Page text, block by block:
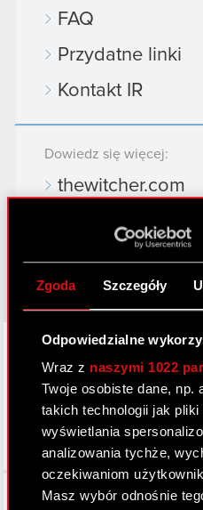
Zgoda Szczegóły
Odpowiedzialne
Wraz z naszymi 1022
Twoje osobiste dane, np.
takich technologii jak
wyświetlania
analizowania tychże,
oczekiwaniom
Masz wybór odnośnie
FAQ
Przydatne linki
Kontakt IR
Dowiedz się więcej:
thewitcher.com
cyberpunk.net